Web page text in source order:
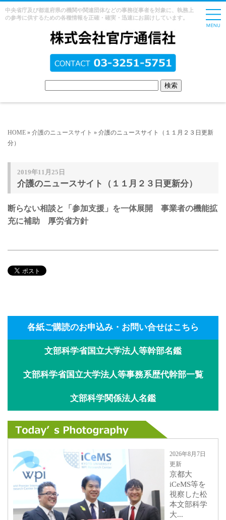
中央省庁及び都道府県の機関や関連団体などの事務従事者を対象に、執務上
の参考に供するための各種情報を正確・確実・迅速にお届けしています。
HOME » 介護のニュースサイト » 介護のニュースサイト（１１月２３日更新
分）
2019年11月25日
介護のニュースサイト（１１月２３日更新分）
断らない相談と「参加支援」を一体展開 事業者の機能拡
充に補助 厚労省方針
各紙ご購読のお申込み・お問い合せはこちら
文部科学省国立大学法人等幹部名鑑
文部科学省国立大学法人等事務系歴代幹部一覧
文部科学関係法人名鑑
2026年8月7日
更新
京都大
iCeMS等を
視察した松
本文部科学
大...